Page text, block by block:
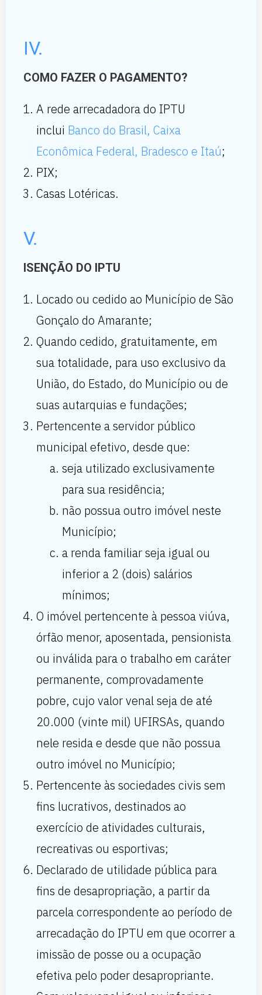
IV.
COMO FAZER O PAGAMENTO?
A rede arrecadadora do IPTU
inclui Banco do Brasil, Caixa
Econômica Federal, Bradesco e Itaú;
PIX;
Casas Lotéricas.
V.
ISENÇÃO DO IPTU
Locado ou cedido ao Município de São
Gonçalo do Amarante;
Quando cedido, gratuitamente, em
sua totalidade, para uso exclusivo da
União, do Estado, do Município ou de
suas autarquias e fundações;
Pertencente a servidor público
municipal efetivo, desde que:
seja utilizado exclusivamente
para sua residência;
não possua outro imóvel neste
Município;
a renda familiar seja igual ou
inferior a 2 (dois) salários
mínimos;
O imóvel pertencente à pessoa viúva,
órfão menor, aposentada, pensionista
ou inválida para o trabalho em caráter
permanente, comprovadamente
pobre, cujo valor venal seja de até
20.000 (vinte mil) UFIRSAs, quando
nele resida e desde que não possua
outro imóvel no Município;
Pertencente às sociedades civis sem
fins lucrativos, destinados ao
exercício de atividades culturais,
recreativas ou esportivas;
Declarado de utilidade pública para
fins de desapropriação, a partir da
parcela correspondente ao período de
arrecadação do IPTU em que ocorrer a
imissão de posse ou a ocupação
efetiva pelo poder desapropriante.